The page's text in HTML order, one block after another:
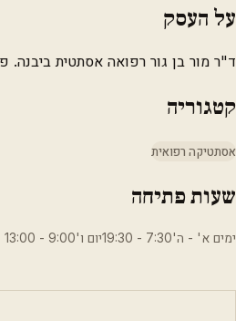
על העסק
ד"ר מור בן גור רפואה אסתטית ביבנה.
קטגוריה
אסתטיקה רפואית
שעות פתיחה
ימים א' - ה'7:30 - 19:30יום ו'9:00 - 13:00